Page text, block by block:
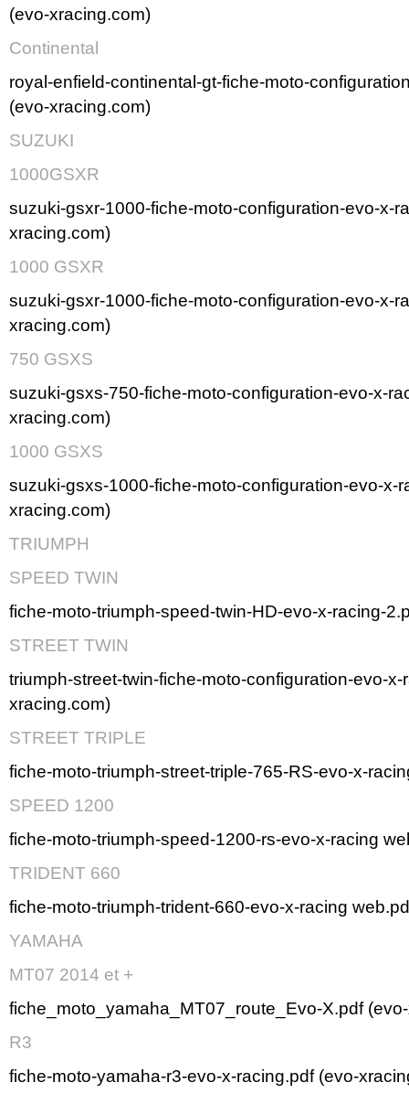
(evo-xracing.com)
Continental
royal-enfield-continental-gt-fiche-moto-
(evo-xracing.com)
SUZUKI
1000GSXR
suzuki-gsxr-1000-fiche-moto-configuration-evo-x-
xracing.com)
1000 GSXR
suzuki-gsxr-1000-fiche-moto-configuration-evo-x-
xracing.com)
750 GSXS
suzuki-gsxs-750-fiche-moto-configuration-evo-x-
xracing.com)
1000 GSXS
suzuki-gsxs-1000-fiche-moto-configuration-evo-x-
xracing.com)
TRIUMPH
SPEED TWIN
fiche-moto-triumph-speed-twin-HD-evo-x-racing-
STREET TWIN
triumph-street-twin-fiche-moto-configuration-evo-
xracing.com)
STREET TRIPLE
fiche-moto-triumph-street-triple-765-RS-evo-x-
SPEED 1200
fiche-moto-triumph-speed-1200-rs-evo-x-racing
TRIDENT 660
fiche-moto-triumph-trident-660-evo-x-racing
YAMAHA
MT07 2014 et +
fiche_moto_yamaha_MT07_route_Evo-X.pdf
R3
fiche-moto-yamaha-r3-evo-x-racing.pdf (evo-